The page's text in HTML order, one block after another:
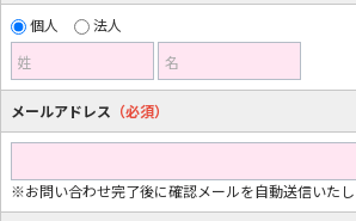
個人
法人
姓
名
メールアドレス （必須）
※お問い合わせ完了後に確認メールを自動送信いたし